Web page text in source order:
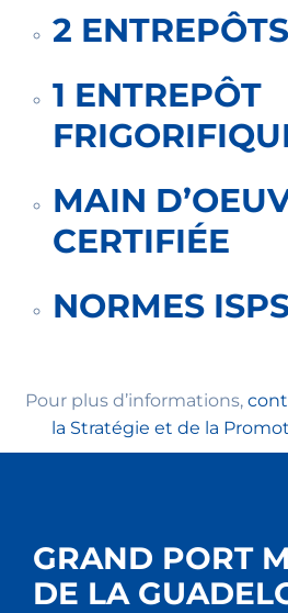
2
1 ENTREPÔT
MAIN
CERTIFIÉE
NORMES
Pour plus d’informations,
la Stratégie et de la
GRAND PORT
DE LA